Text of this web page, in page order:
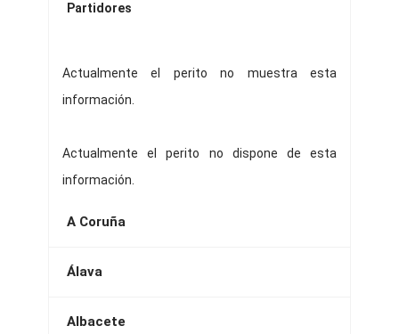
Partidores
Actualmente el perito no muestra esta
información.
Actualmente el perito no dispone de esta
información.
A Coruña
Álava
Albacete